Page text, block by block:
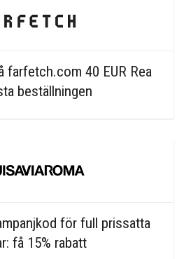
farfetch.com 40 EUR Rea
beställningen
för full prissatta
få 15% rabatt